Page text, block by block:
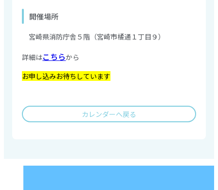
開催場所
宮崎県消防庁舎５階（宮崎市橘通１丁目９）
詳細はこちらから
お申し込みお待ちしています
カレンダーへ戻る